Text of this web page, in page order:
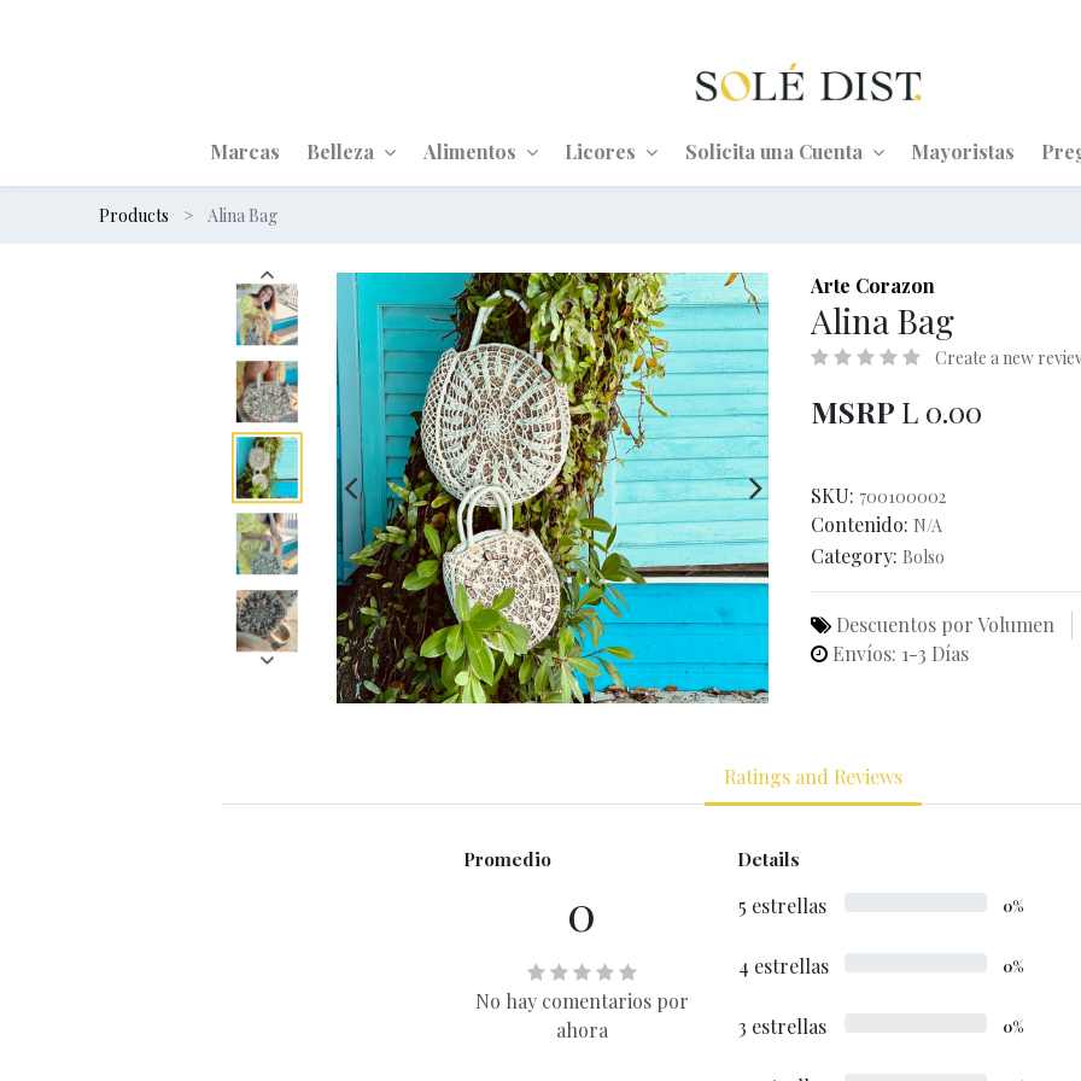
Marcas Belleza Alimentos Licores Solicita una Cuenta Mayoristas
Products Alina Bag
Arte Corazon
Alina Bag
Create a new
MSRP L 0.00
SKU: 700100002
Contenido: N/A
Category: Bolso
Descuentos por Volumen
Envíos: 1-3 Días
Ratings and Reviews
Promedio
0
No hay comentarios por
ahora
Details
5 estrellas 0%
4 estrellas 0%
3 estrellas 0%